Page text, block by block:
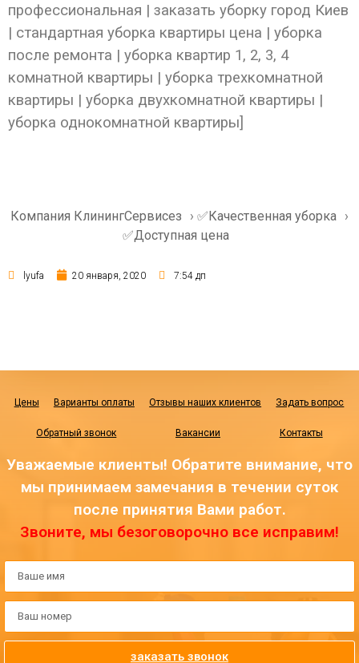
профессиональная | заказать уборку город Киев
| стандартная уборка квартиры цена | уборка
после ремонта | уборка квартир 1, 2, 3, 4
комнатной квартиры | уборка трехкомнатной
квартиры | уборка двухкомнатной квартиры |
уборка однокомнатной квартиры]
Компания КлинингСервисез › ✅Качественная уборка ›
✅Доступная цена
lyufa 20 января, 2020 7:54 дп
Цены Варианты оплаты Отзывы наших клиентов Задать вопрос
Обратный звонок Вакансии Контакты
Уважаемые клиенты! Обратите внимание, что
мы принимаем замечания в течении суток
после принятия Вами работ.
Звоните, мы безоговорочно все исправим!
заказать звонок